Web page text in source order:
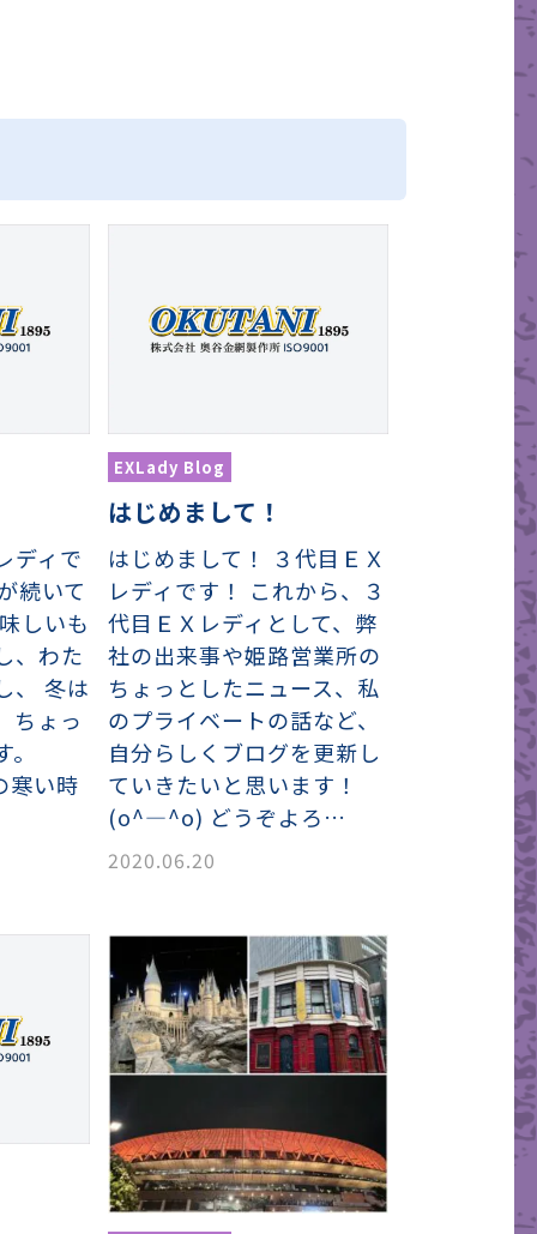
ディで
続いて
しいも
、わた
、 冬は
ちょっ
い時
EXLady Blog
はじめまして！
はじめまして！ ３代目ＥＸ
レディです！ これから、３
代目ＥＸレディとして、弊
社の出来事や姫路営業所の
ちょっとしたニュース、私
のプライベートの話など、
自分らしくブログを更新し
ていきたいと思います！
(o^―^o) どうぞよろ…
2020.06.20